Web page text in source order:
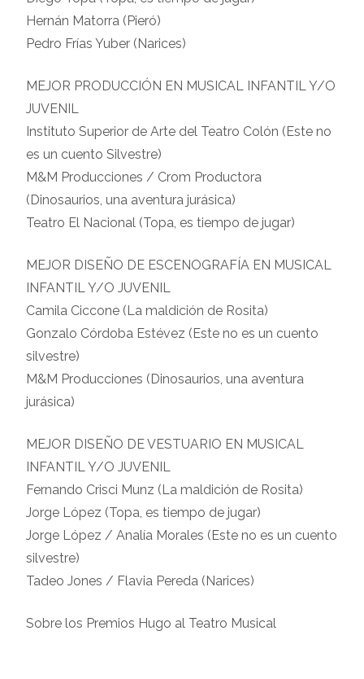
Hernán Matorra (Pieró)
Pedro Frías Yuber (Narices)
MEJOR PRODUCCIÓN EN MUSICAL INFANTIL Y/O
JUVENIL
Instituto Superior de Arte del Teatro Colón (Este no
es un cuento Silvestre)
M&M Producciones / Crom Productora
(Dinosaurios, una aventura jurásica)
Teatro El Nacional (Topa, es tiempo de jugar)
MEJOR DISEÑO DE ESCENOGRAFÍA EN MUSICAL
INFANTIL Y/O JUVENIL
Camila Ciccone (La maldición de Rosita)
Gonzalo Córdoba Estévez (Este no es un cuento
silvestre)
M&M Producciones (Dinosaurios, una aventura
jurásica)
MEJOR DISEÑO DE VESTUARIO EN MUSICAL
INFANTIL Y/O JUVENIL
Fernando Crisci Munz (La maldición de Rosita)
Jorge López (Topa, es tiempo de jugar)
Jorge López / Analía Morales (Este no es un cuento
silvestre)
Tadeo Jones / Flavia Pereda (Narices)
Sobre los Premios Hugo al Teatro Musical